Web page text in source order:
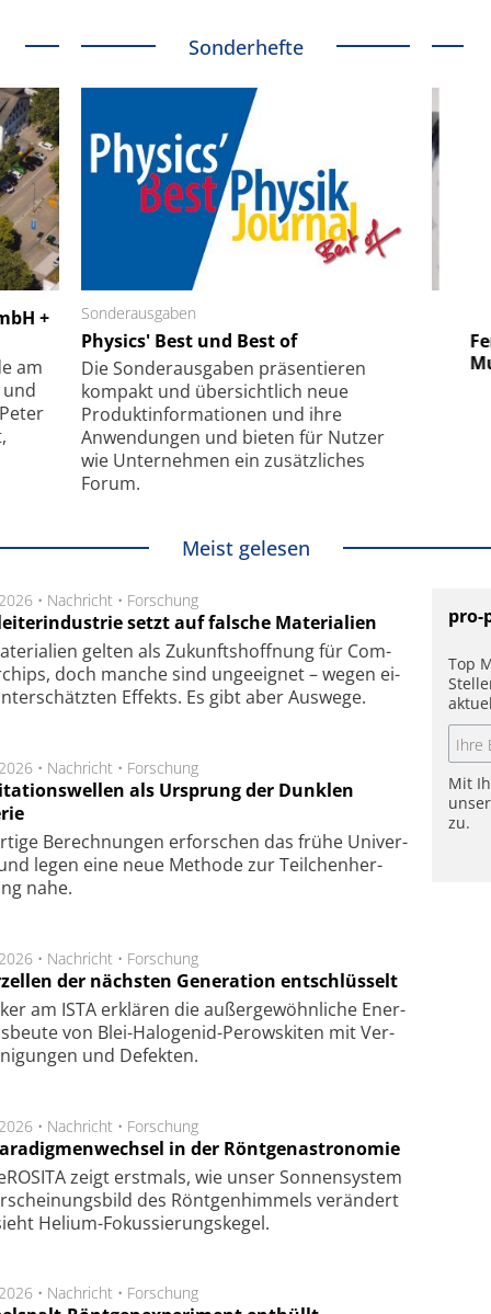
+
am
und
Sonderhefte
Sonderausgaben
Physics' Best und Best of
Die Sonder­ausgaben präsentieren
kompakt und übersichtlich neue
Produkt­informationen und ihre
Anwendungen und bieten für Nutzer
wie Unternehmen ein zusätzliches
Forum.
Elektronenmikroskopie auf
kleinstem Raum
Meist gelesen
• Nachricht • Forschung
setzt auf falsche Materialien
gel­ten als Zu­kunfts­hoff­nung für Com­
doch man­che sind un­ge­eig­net – we­gen ei­
Ef­fekts. Es gibt aber Aus­we­ge.
• Nachricht • Forschung
als Ursprung der Dunklen
Be­rech­nung­en er­for­schen das frü­he Uni­ver­
legen eine neue Me­tho­de zur Teil­chen­her­
nahe.
• Nachricht • Forschung
der nächsten Generation entschlüsselt
am ISTA er­klä­ren die außer­ge­wöhn­li­che Ener­
von Blei-Halo­ge­nid-Perows­ki­ten mit Ver­
und De­fek­ten.
• Nachricht • Forschung
in der Röntgenastronomie
zeigt erst­mals, wie unser Son­nen­sys­tem
des Rönt­gen­him­mels ver­än­dert
Helium-Fokus­sie­rungs­ke­gel.
• Nachricht • Forschung
pro-
Top
Mit
zu.